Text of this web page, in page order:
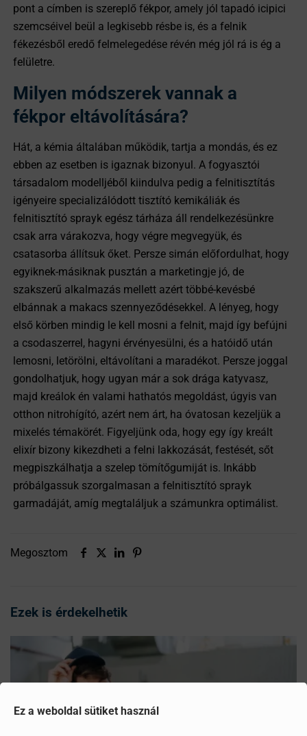
Ez a weboldal sütiket használ
pont a címben is szereplő fékpor, amely jól tapadó icipici
szemcséivel beül a legkisebb résbe is, és a felnik
fékezésből eredő felmelegedése révén még jól rá is ég a
felületre.
Milyen módszerek vannak a
fékpor eltávolítására?
Hát, a kémia általában működik, tartja a mondás, és ez
ebben az esetben is igaznak bizonyul. A fogyasztói
társadalom modelljéből kiindulva pedig a felnitisztítás
igényeire specializálódott tisztító kemikáliák és
felnitisztító sprayk egész tárháza áll rendelkezésünkre
csak arra várakozva, hogy végre megvegyük, és
csatasorba állítsuk őket. Persze simán előfordulhat, hogy
egyiknek-másiknak pusztán a marketingje jó, de
szakszerű alkalmazás mellett azért többé-kevésbé
elbánnak a makacs szennyeződésekkel. A lényeg, hogy
első körben mindig le kell mosni a felnit, majd így befújni
a csodaszerrel, hagyni érvényesülni, és a hatóidő után
lemosni, letörölni, eltávolítani a maradékot. Persze joggal
gondolhatjuk, hogy ugyan már a sok drága katyvasz,
majd kreálok én valami hathatós megoldást, úgyis van
otthon nitrohígító, azért nem árt, ha óvatosan kezeljük a
mixelés témakörét. Figyeljünk oda, hogy egy így kreált
elixír bizony kikezdheti a felni lakkozását, festését, sőt
megpiszkálhatja a szelep tömítőgumiját is. Inkább
próbálgassuk szorgalmasan a felnitisztító sprayk
garmadáját, amíg megtaláljuk a számunkra optimálist.
Megosztom
Ezek is érdekelhetik